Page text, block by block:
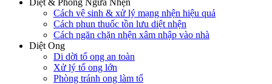
Cách vệ sinh & xử lý mạng nhện hiệu quả
Cách phun thuốc tồn lưu diệt nhện
Cách ngăn chặn nhện xâm nhập vào nhà
Diệt Ong
Di dời tổ ong an toàn
Xử lý tổ ong lớn
Phòng tránh ong làm tổ